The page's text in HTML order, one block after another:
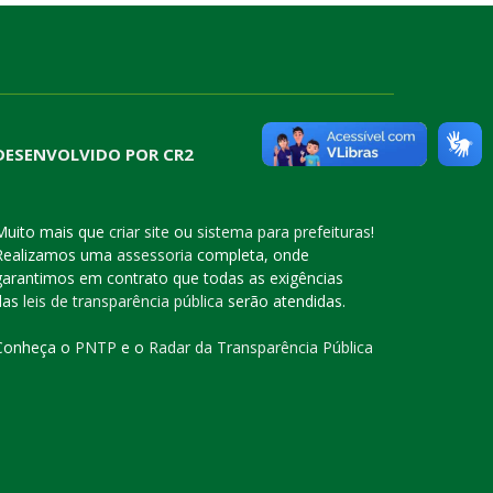
POR CR2
mais que criar site ou sistema para prefeituras!
uma assessoria completa, onde
em contrato que todas as exigências
leis de transparência pública serão atendidas.
o PNTP e o Radar da Transparência Pública